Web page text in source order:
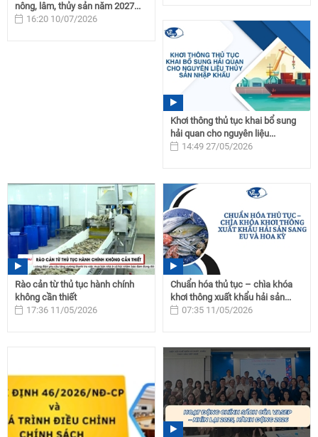
nông, lâm, thủy sản năm 2027...
16:20 10/07/2026
Khơi thông thủ tục khai bổ sung
hải quan cho nguyên liệu...
14:49 27/05/2026
Rào cản từ thủ tục hành chính
không cần thiết
17:36 11/05/2026
Chuẩn hóa thủ tục – chìa khóa
khơi thông xuất khẩu hải sản...
07:35 11/05/2026